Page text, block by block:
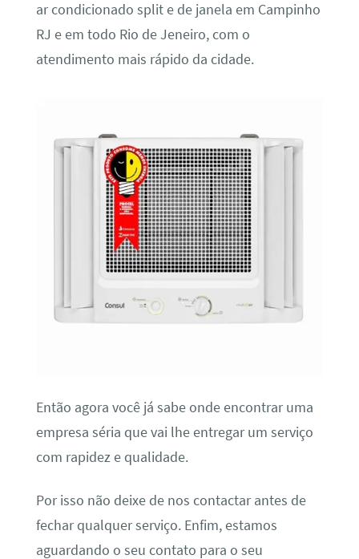
ar condicionado split e de janela em Campinho
RJ e em todo Rio de Jeneiro, com o
atendimento mais rápido da cidade.
Então agora você já sabe onde encontrar uma
empresa séria que vai lhe entregar um serviço
com rapidez e qualidade.
Por isso não deixe de nos contactar antes de
fechar qualquer serviço. Enfim, estamos
aguardando o seu contato para o seu